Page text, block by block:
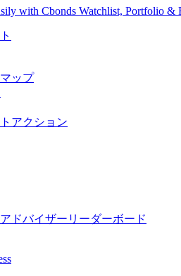
with Cbonds Watchlist, Portfolio &
ップ
アクション
ドバイザーリーダーボード